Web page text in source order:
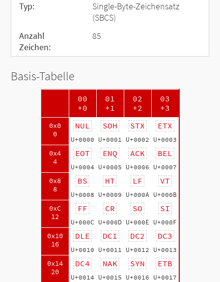
Typ:
Single-Byte-Zeichensatz
(SBCS)
Anzahl
Zeichen:
85
Basis-Tabelle
00
+0
01
+1
02
+2
03
+3
0x0
0
0x4
4
0x8
8
0xC
12
0x10
16
0x14
20
NUL
U+0000
SOH
U+0001
STX
U+0002
ETX
U+0003
EOT
U+0004
ENQ
U+0005
ACK
U+0006
BEL
U+0007
BS
U+0008
HT
U+0009
LF
U+000A
VT
U+000B
FF
U+000C
CR
U+000D
SO
U+000E
SI
U+000F
DLE
U+0010
DC1
U+0011
DC2
U+0012
DC3
U+0013
DC4
U+0014
NAK
U+0015
SYN
U+0016
ETB
U+0017